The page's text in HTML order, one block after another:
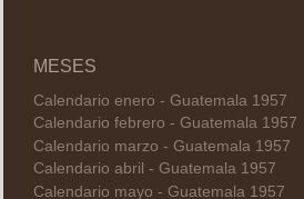
MESES
Calendario enero - Guatemala 1957
Calendario febrero - Guatemala 1957
Calendario marzo - Guatemala 1957
Calendario abril - Guatemala 1957
Calendario mayo - Guatemala 1957